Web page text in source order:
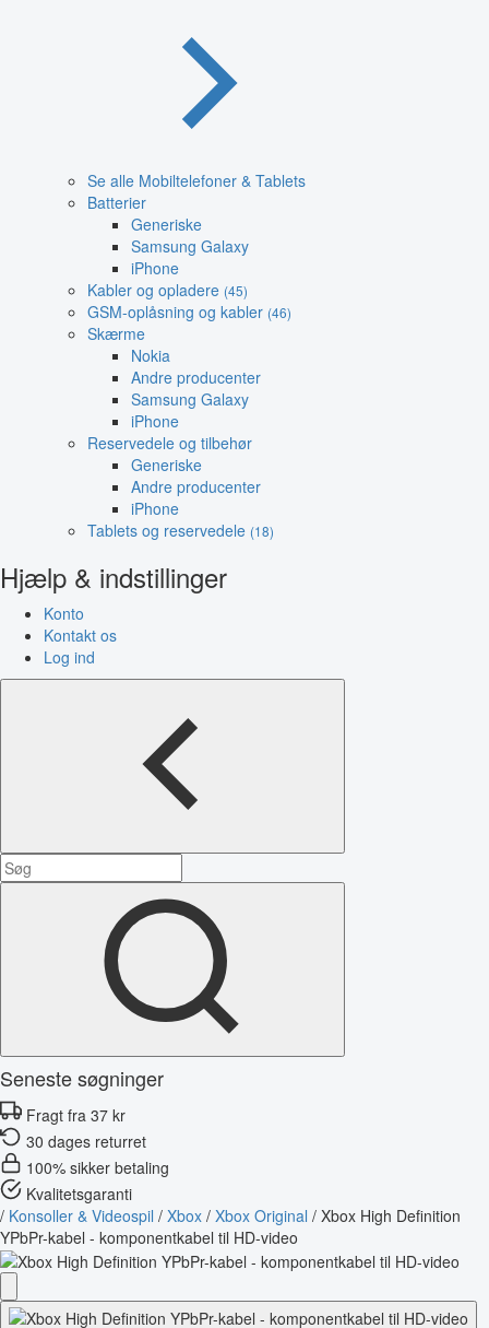
Se alle Mobiltelefoner & Tablets
Batterier
Generiske
Samsung Galaxy
iPhone
Kabler og opladere (45)
GSM-oplåsning og kabler (46)
Skærme
Nokia
Andre producenter
Samsung Galaxy
iPhone
Reservedele og tilbehør
Generiske
Andre producenter
iPhone
Tablets og reservedele (18)
Hjælp & indstillinger
Konto
Kontakt os
Log ind
Seneste søgninger
Fragt fra 37 kr
30 dages returret
100% sikker betaling
Kvalitetsgaranti
/ Konsoller & Videospil / Xbox / Xbox Original / Xbox High Definition
YPbPr-kabel - komponentkabel til HD-video